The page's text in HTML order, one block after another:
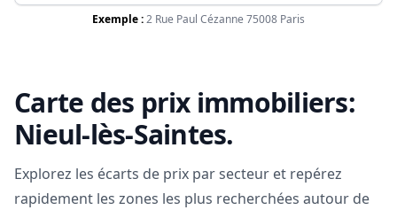
Exemple :2 Rue Paul Cézanne 75008 Paris
Carte des prix immobiliers:
Nieul-lès-Saintes.
Explorez les écarts de prix par secteur et repérez
rapidement les zones les plus recherchées autour de